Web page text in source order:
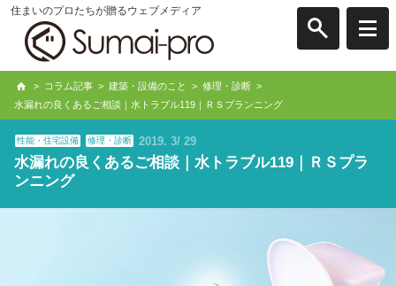
住まいのプロたちが贈るウェブメディア
> コラム記事 > 建築・設備のこと > 修理・診断 >
水漏れの良くあるご相談｜水トラブル119｜ＲＳプランニング
性能・住宅設備 修理・診断 2019 3 29
水漏れの良くあるご相談｜水トラブル119｜ＲＳプラ
ンニング